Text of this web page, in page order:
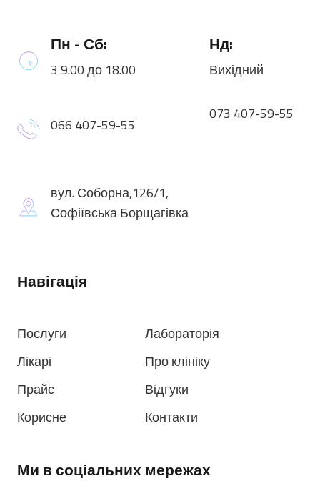
Пн - Сб:
3 9.00 до 18.00
Нд:
Вихідний
066 407-59-55
073 407-59-55
вул. Соборна,126/1,
Софіївська Борщагівка
Навігація
Послуги
Лікарі
Прайс
Корисне
Лабораторія
Про клініку
Відгуки
Контакти
Ми в соціальних мережах